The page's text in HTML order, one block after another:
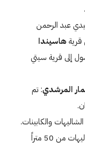
عبد الرحمن
هاسيندا
إلى قرية سيتي
المرشدي: تم
والكابينات.
: تبدأ مساحة الشاليهات من 50 متراً